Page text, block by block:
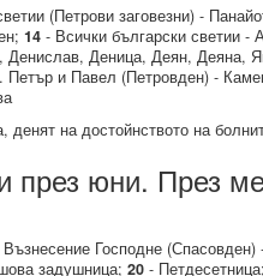
(Петрови заговезни) -
14- Всички български светии
Деница, Деян, Деяна,
и Павел (Петровден) -
на достойнството на
през юни. През
Господне
задушница; 20- Петдесетница;